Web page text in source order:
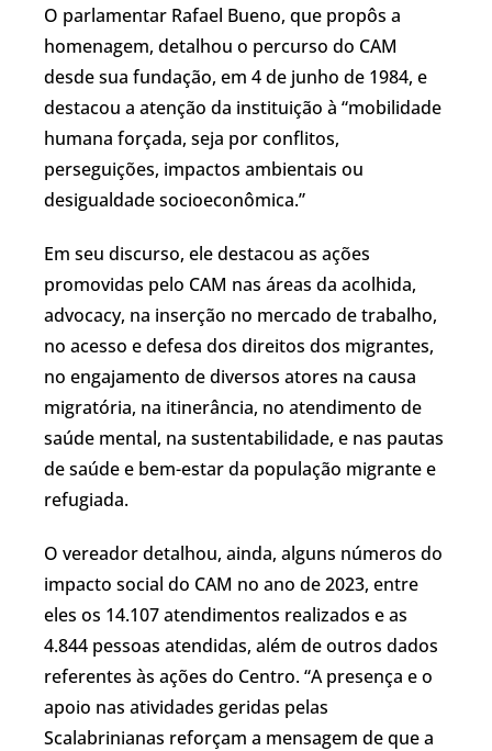
O parlamentar Rafael Bueno, que propôs a
homenagem, detalhou o percurso do CAM
desde sua fundação, em 4 de junho de 1984, e
destacou a atenção da instituição à “mobilidade
humana forçada, seja por conflitos,
perseguições, impactos ambientais ou
desigualdade socioeconômica.”
Em seu discurso, ele destacou as ações
promovidas pelo CAM nas áreas da acolhida,
advocacy, na inserção no mercado de trabalho,
no acesso e defesa dos direitos dos migrantes,
no engajamento de diversos atores na causa
migratória, na itinerância, no atendimento de
saúde mental, na sustentabilidade, e nas pautas
de saúde e bem-estar da população migrante e
refugiada.
O vereador detalhou, ainda, alguns números do
impacto social do CAM no ano de 2023, entre
eles os 14.107 atendimentos realizados e as
4.844 pessoas atendidas, além de outros dados
referentes às ações do Centro. “A presença e o
apoio nas atividades geridas pelas
Scalabrinianas reforçam a mensagem de que a